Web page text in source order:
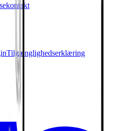
Tilgænglighedserklæring